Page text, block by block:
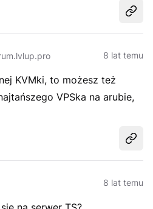
8 lat temu
KVMki, to możesz też
VPSka na arubie,
8 lat temu